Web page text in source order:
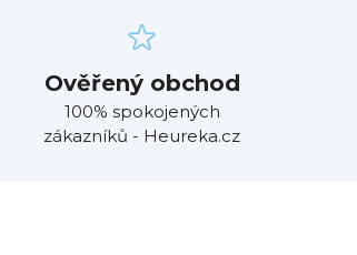
Ověřený obchod
100% spokojených
zákazníků - Heureka.cz